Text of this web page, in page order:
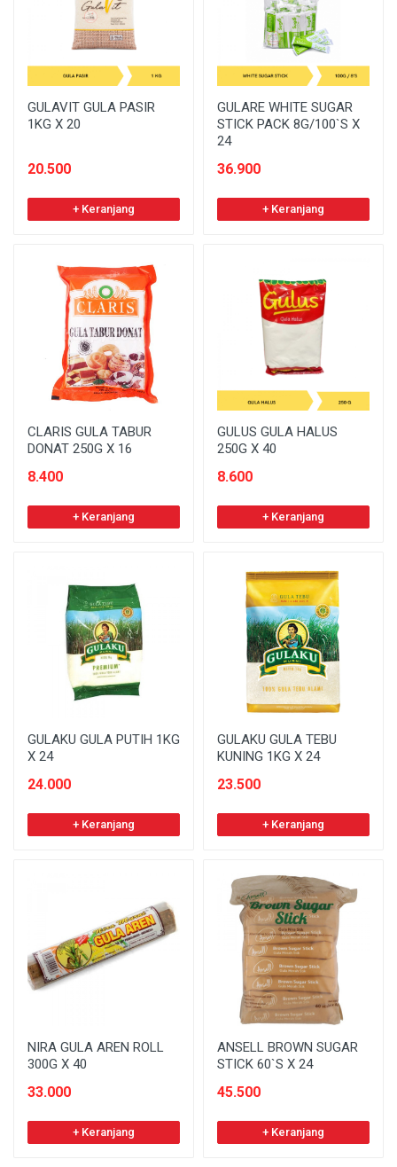
GULAVIT GULA PASIR
1KG X 20
20.500
+ Keranjang
GULARE WHITE SUGAR
STICK PACK 8G/100`S X
24
36.900
+ Keranjang
CLARIS GULA TABUR
DONAT 250G X 16
8.400
+ Keranjang
GULUS GULA HALUS
250G X 40
8.600
+ Keranjang
GULAKU GULA PUTIH 1KG
X 24
24.000
+ Keranjang
GULAKU GULA TEBU
KUNING 1KG X 24
23.500
+ Keranjang
NIRA GULA AREN ROLL
300G X 40
33.000
+ Keranjang
ANSELL BROWN SUGAR
STICK 60`S X 24
45.500
+ Keranjang